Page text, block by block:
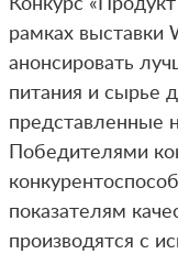
Конкурс
рамках выставки
анонсировать
питания и сырье
представленные
Победителями
показателям
производятся с